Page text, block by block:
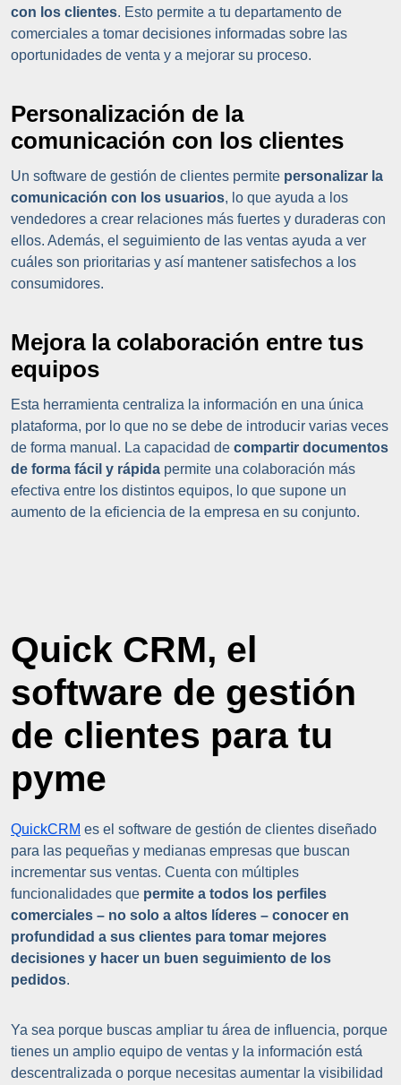
con los clientes. Esto permite a tu departamento de
comerciales a tomar decisiones informadas sobre las
oportunidades de venta y a mejorar su proceso.
Personalización de la
comunicación con los clientes
Un software de gestión de clientes permite personalizar la
comunicación con los usuarios, lo que ayuda a los
vendedores a crear relaciones más fuertes y duraderas con
ellos. Además, el seguimiento de las ventas ayuda a ver
cuáles son prioritarias y así mantener satisfechos a los
consumidores.
Mejora la colaboración entre tus
equipos
Esta herramienta centraliza la información en una única
plataforma, por lo que no se debe de introducir varias veces
de forma manual. La capacidad de compartir documentos
de forma fácil y rápida permite una colaboración más
efectiva entre los distintos equipos, lo que supone un
aumento de la eficiencia de la empresa en su conjunto.
Quick CRM, el
software de gestión
de clientes para tu
pyme
QuickCRM es el software de gestión de clientes diseñado
para las pequeñas y medianas empresas que buscan
incrementar sus ventas. Cuenta con múltiples
funcionalidades que permite a todos los perfiles
comerciales – no solo a altos líderes – conocer en
profundidad a sus clientes para tomar mejores
decisiones y hacer un buen seguimiento de los
pedidos.
Ya sea porque buscas ampliar tu área de influencia, porque
tienes un amplio equipo de ventas y la información está
descentralizada o porque necesitas aumentar la visibilidad